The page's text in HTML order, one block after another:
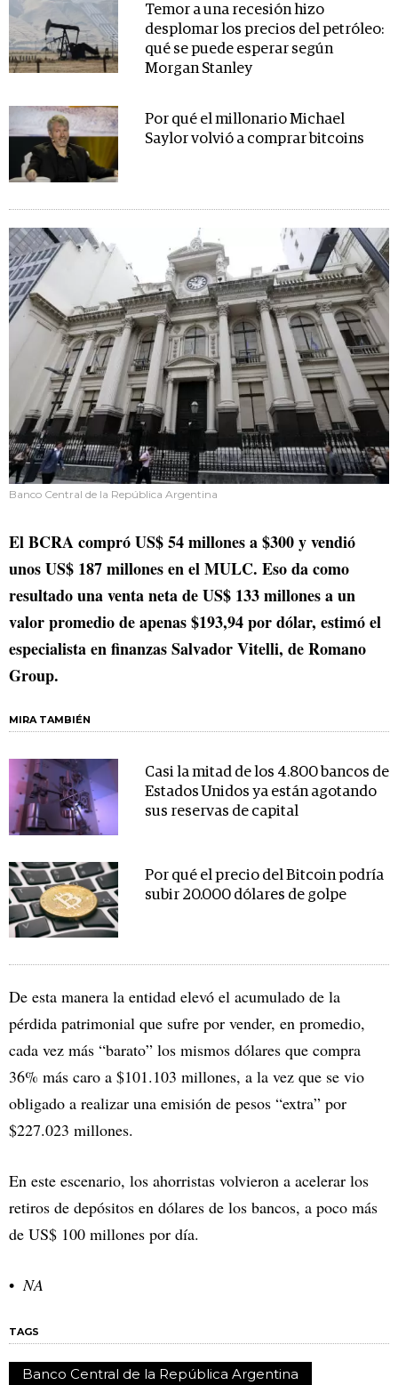
Temor a una recesión hizo
desplomar los precios del petróleo:
qué se puede esperar según
Morgan Stanley
Por qué el millonario Michael
Saylor volvió a comprar bitcoins
Banco Central de la República Argentina
El BCRA compró US$ 54 millones a $300 y vendió
unos US$ 187 millones en el MULC. Eso da como
resultado una venta neta de US$ 133 millones a un
valor promedio de apenas $193,94 por dólar, estimó el
especialista en finanzas Salvador Vitelli, de Romano
Group.
MIRA TAMBIÉN
Casi la mitad de los 4.800 bancos de
Estados Unidos ya están agotando
sus reservas de capital
Por qué el precio del Bitcoin podría
subir 20.000 dólares de golpe
De esta manera la entidad elevó el acumulado de la
pérdida patrimonial que sufre por vender, en promedio,
cada vez más “barato” los mismos dólares que compra
36% más caro a $101.103 millones, a la vez que se vio
obligado a realizar una emisión de pesos “extra” por
$227.023 millones.
En este escenario, los ahorristas volvieron a acelerar los
retiros de depósitos en dólares de los bancos, a poco más
de US$ 100 millones por día.
NA
TAGS
Banco Central de la República Argentina